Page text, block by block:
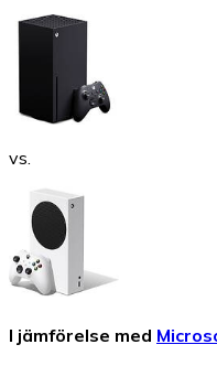
vs.
I jämförelse med